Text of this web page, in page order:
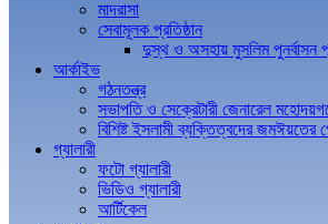
মাদরাসা
সেবামূলক প্রতিষ্ঠান
দুস্থ ও অসহায় মুসলিম পুনর্বাসন
আর্কাইভ
গঠনতন্ত্র
সভাপতি ও সেক্রেটারী জেনারেল
বিশিষ্ট ইসলামী ব্যক্তিত্বদের জমঈয়তের
গ্যালারী
ফটো গ্যালারী
ভিডিও গ্যালারী
আর্টিকেল